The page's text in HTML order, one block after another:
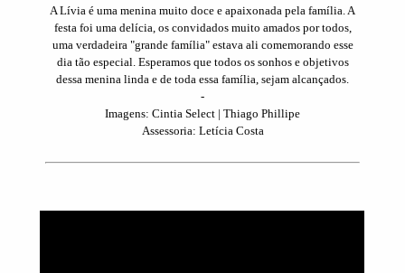
A Lívia é uma menina muito doce e apaixonada pela família. A
festa foi uma delícia, os convidados muito amados por todos,
uma verdadeira "grande família" estava ali comemorando esse
dia tão especial. Esperamos que todos os sonhos e objetivos
dessa menina linda e de toda essa família, sejam alcançados.
-
Imagens: Cintia Select | Thiago Phillipe
Assessoria: Letícia Costa